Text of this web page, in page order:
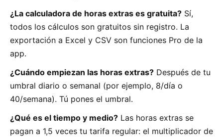
¿La calculadora de horas extras es gratuita? Sí,
todos los cálculos son gratuitos sin registro. La
exportación a Excel y CSV son funciones Pro de la
app.
¿Cuándo empiezan las horas extras? Después de tu
umbral diario o semanal (por ejemplo, 8/día o
40/semana). Tú pones el umbral.
¿Qué es el tiempo y medio? Las horas extras se
pagan a 1,5 veces tu tarifa regular: el multiplicador de